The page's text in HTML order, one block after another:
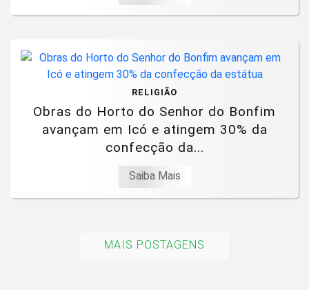
RELIGIÃO
Obras do Horto do Senhor do Bonfim
avançam em Icó e atingem 30% da
confecção da...
Saiba Mais
MAIS POSTAGENS